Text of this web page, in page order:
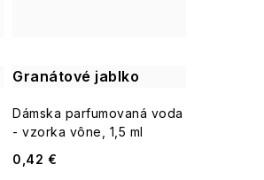
Granátové jablko
Dámska parfumovaná voda
- vzorka vône, 1,5 ml
0,42 €